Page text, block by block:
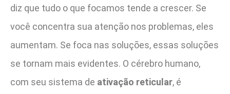
diz que tudo o que focamos tende a crescer. Se
você concentra sua atenção nos problemas, eles
aumentam. Se foca nas soluções, essas soluções
se tornam mais evidentes. O cérebro humano,
com seu sistema de ativação reticular, é